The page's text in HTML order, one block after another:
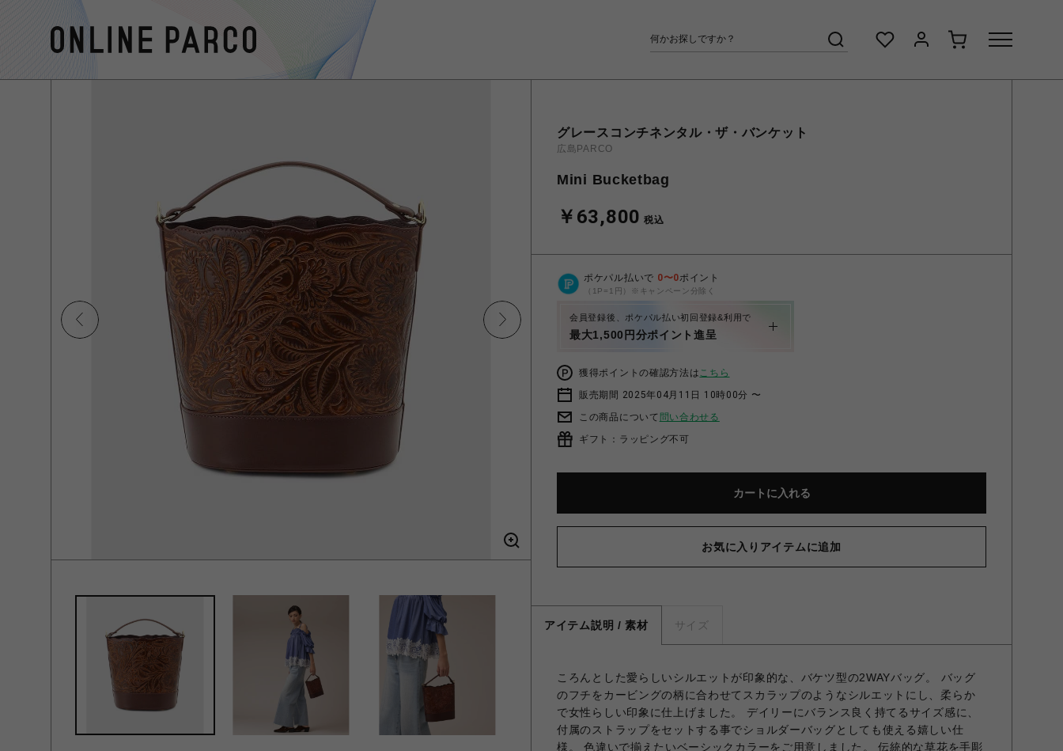
グレースコンチネンタル・ザ・バンケット
広島PARCO
Mini Bucketbag
￥63,800 税込
ポケパル払いで 0〜0ポイント
（1P=1円）※キャンペーン分除く
会員登録後、ポケパル払い初回登録&利用で
最大1,500円分ポイント進呈
獲得ポイントの確認方法はこちら
販売期間 2025年04月11日 10時00分 〜
この商品について 問い合わせる
ギフト：ラッピング不可
カートに入れる
お気に入りアイテムに追加
アイテム説明 / 素材 サイズ
ころんとした愛らしいシルエットが印象的な、バケツ型の2WAYバッグ。 バッグ
のフチをカービングの柄に合わせてスカラップのようなシルエットにし、柔らか
で女性らしい印象に仕上げました。 デイリーにバランス良く持てるサイズ感に、
付属のストラップをセットする事でショルダーバッグとしても使える嬉しい仕
様。 色違いで揃えたいベーシックカラーをご用意しました。 伝統的な草花を手彫